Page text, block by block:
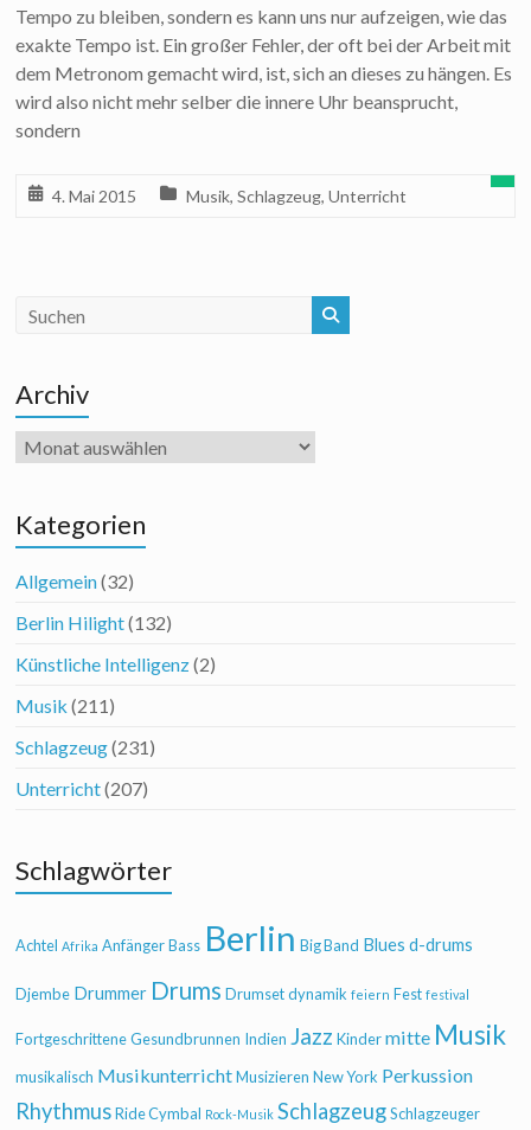
Tempo zu bleiben, sondern es kann uns nur aufzeigen, wie das
exakte Tempo ist. Ein großer Fehler, der oft bei der Arbeit mit
dem Metronom gemacht wird, ist, sich an dieses zu hängen. Es
wird also nicht mehr selber die innere Uhr beansprucht,
sondern
4. Mai 2015 Musik,Schlagzeug,Unterricht
Archiv
Archiv
Kategorien
Allgemein(32)
Berlin Hilight(132)
Künstliche Intelligenz(2)
Musik (211)
Schlagzeug(231)
Unterricht(207)
Schlagwörter
Achtel Afrika Anfänger Bass Berlin Big Band Blues d-drums
Djembe Drummer Drums Drumset dynamik feiern Fest festival
Fortgeschrittene Gesundbrunnen Indien Jazz Kinder mitte Musik
musikalisch Musikunterricht Musizieren New York Perkussion
Rhythmus Ride Cymbal Rock-Musik Schlagzeug Schlagzeuger